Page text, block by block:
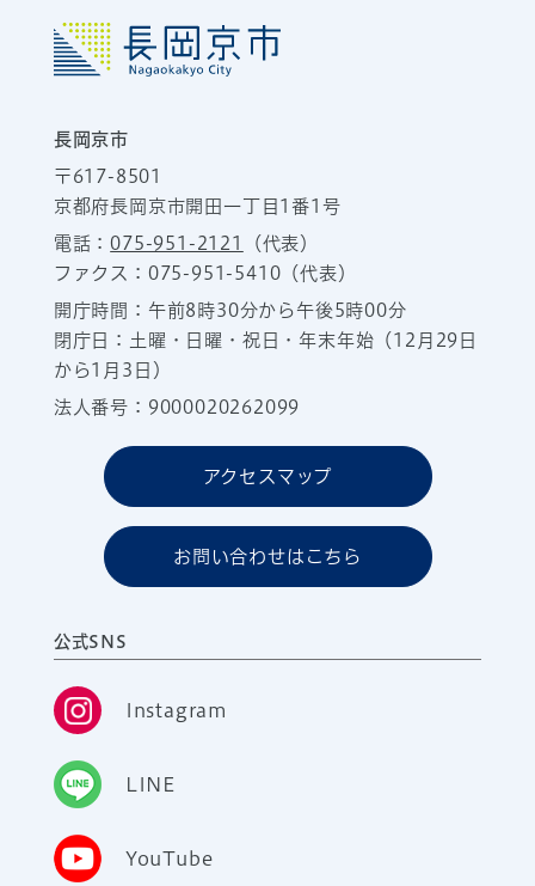
長岡京市
〒617-8501
京都府長岡京市開田一丁目1番1号
電話：075-951-2121
（代表）
ファクス：075-951-5410（代表）
開庁時間：午前8時30分から午後5時00分
閉庁日：土曜・日曜・祝日・年末年始（12月29日
から1月3日）
法人番号：9000020262099
アクセスマップ
お問い合わせはこちら
公式SNS
Instagram
LINE
YouTube